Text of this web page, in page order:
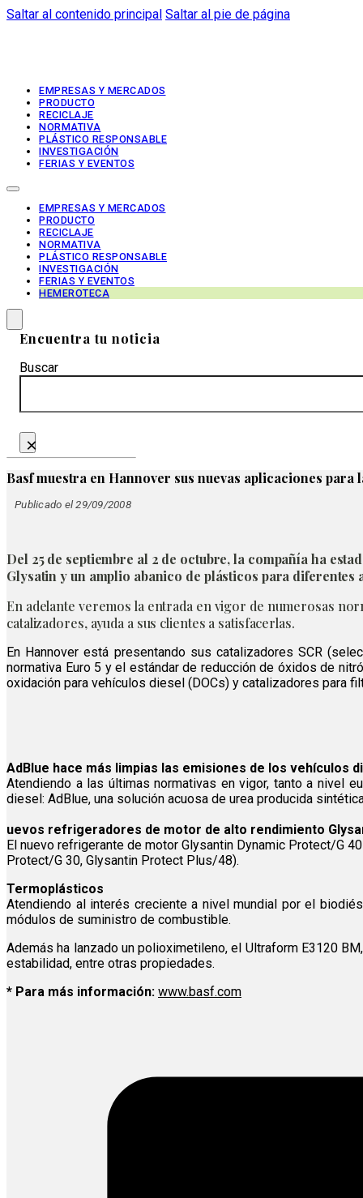
Saltar al contenido principal Saltar al pie de página
EMPRESAS Y MERCADOS
PRODUCTO
RECICLAJE
NORMATIVA
PLÁSTICO RESPONSABLE
INVESTIGACIÓN
FERIAS Y EVENTOS
EMPRESAS Y MERCADOS
PRODUCTO
RECICLAJE
NORMATIVA
PLÁSTICO RESPONSABLE
INVESTIGACIÓN
FERIAS Y EVENTOS
HEMEROTECA
Encuentra tu noticia
Buscar
×
Basf muestra en Hannover sus nuevas aplicaciones para
Publicado el 29/09/2008
Del 25 de septiembre al 2 de octubre, la compañía ha
Glysatin y un amplio abanico de plásticos para
En adelante veremos la entrada en vigor de numerosas
catalizadores, ayuda a sus clientes a satisfacerlas.
En Hannover está presentando sus catalizadores SCR
normativa Euro 5 y el estándar de reducción de óxidos de
oxidación para vehículos diesel (DOCs) y catalizadores para
AdBlue hace más limpias las emisiones de los vehículos
Atendiendo a las últimas normativas en vigor, tanto a nivel
diesel: AdBlue, una solución acuosa de urea producida
uevos refrigeradores de motor de alto rendimiento
El nuevo refrigerante de motor Glysantin Dynamic Protect/G
Protect/G 30, Glysantin Protect Plus/48).
Termoplásticos
Atendiendo al interés creciente a nivel mundial por el
módulos de suministro de combustible.
Además ha lanzado un polioximetileno, el Ultraform E3120
estabilidad, entre otras propiedades.
* Para más información: www.basf.com